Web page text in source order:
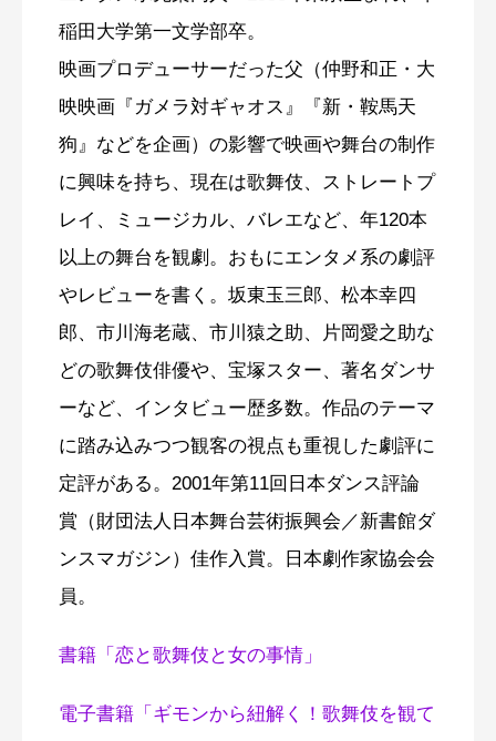
稲田大学第一文学部卒。
映画プロデューサーだった父（仲野和正・大
映映画『ガメラ対ギャオス』『新・鞍馬天
狗』などを企画）の影響で映画や舞台の制作
に興味を持ち、現在は歌舞伎、ストレートプ
レイ、ミュージカル、バレエなど、年120本
以上の舞台を観劇。おもにエンタメ系の劇評
やレビューを書く。坂東玉三郎、松本幸四
郎、市川海老蔵、市川猿之助、片岡愛之助な
どの歌舞伎俳優や、宝塚スター、著名ダンサ
ーなど、インタビュー歴多数。作品のテーマ
に踏み込みつつ観客の視点も重視した劇評に
定評がある。2001年第11回日本ダンス評論
賞（財団法人日本舞台芸術振興会／新書館ダ
ンスマガジン）佳作入賞。日本劇作家協会会
員。
書籍「恋と歌舞伎と女の事情」
電子書籍「ギモンから紐解く！歌舞伎を観て